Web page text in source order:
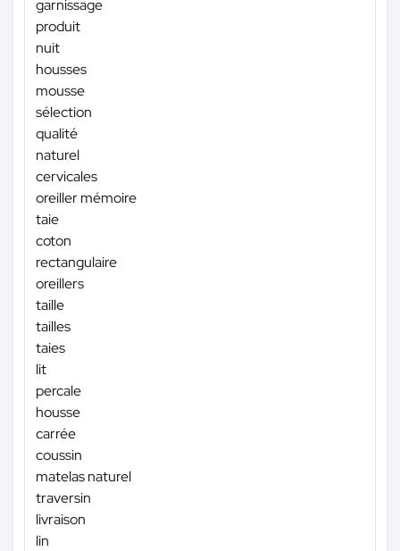
garnissage
produit
nuit
housses
mousse
sélection
qualité
naturel
cervicales
oreiller mémoire
taie
coton
rectangulaire
oreillers
taille
tailles
taies
lit
percale
housse
carrée
coussin
matelas naturel
traversin
livraison
lin